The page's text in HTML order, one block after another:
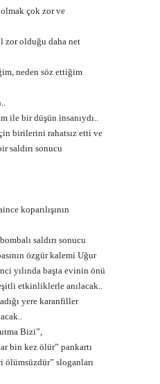
çok zor ve
zor olduğu daha net
neden söz ettiğim
ile bir düşün insanıydı..
birilerini rahatsız etti ve
saldırı sonucu
koparılışının
saldırı sonucu
özgür kalemi Uğur
yılında başta evinin önü
etkinliklerle anılacak..
yere karanfiller
Bizi”,
bin kez ölür” pankartı
ölümsüzdür” sloganları